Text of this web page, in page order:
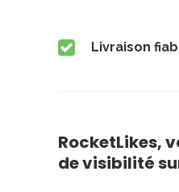
Livraison
RocketLikes,
de visibilité